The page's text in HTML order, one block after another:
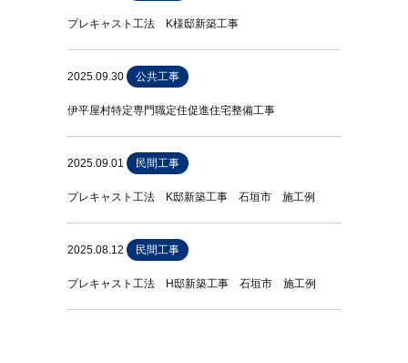
プレキャスト工法 K様邸新築工事
2025.09.30 公共工事
伊平屋村特定専門職定住促進住宅整備工事
2025.09.01 民間工事
プレキャスト工法 K邸新築工事 石垣市 施工例
2025.08.12 民間工事
プレキャスト工法 H邸新築工事 石垣市 施工例